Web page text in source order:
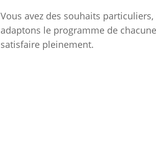
Vous avez des souhaits particuliers,
adaptons le programme de
satisfaire pleinement.